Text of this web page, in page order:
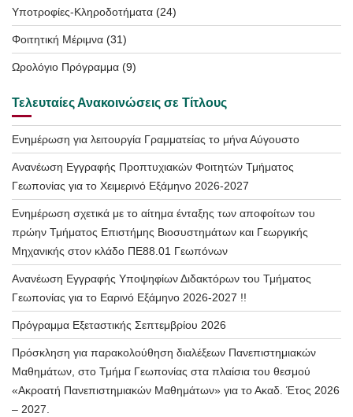
Υποτροφίες-Κληροδοτήματα (24)
Φοιτητική Μέριμνα (31)
Ωρολόγιο Πρόγραμμα (9)
Τελευταίες Ανακοινώσεις σε Τίτλους
Ενημέρωση για λειτουργία Γραμματείας το μήνα Αύγουστο
Ανανέωση Εγγραφής Προπτυχιακών Φοιτητών Τμήματος
Γεωπονίας για το Χειμερινό Εξάμηνο 2026-2027
Ενημέρωση σχετικά με το αίτημα ένταξης των αποφοίτων του
πρώην Τμήματος Επιστήμης Βιοσυστημάτων και Γεωργικής
Μηχανικής στον κλάδο ΠΕ88.01 Γεωπόνων
Ανανέωση Εγγραφής Υποψηφίων Διδακτόρων του Τμήματος
Γεωπονίας για το Εαρινό Εξάμηνο 2026-2027 !!
Πρόγραμμα Εξεταστικής Σεπτεμβρίου 2026
Πρόσκληση για παρακολούθηση διαλέξεων Πανεπιστημιακών
Μαθημάτων, στο Τμήμα Γεωπονίας στα πλαίσια του θεσμού
«Ακροατή Πανεπιστημιακών Μαθημάτων» για το Ακαδ. Έτος 2026
– 2027.